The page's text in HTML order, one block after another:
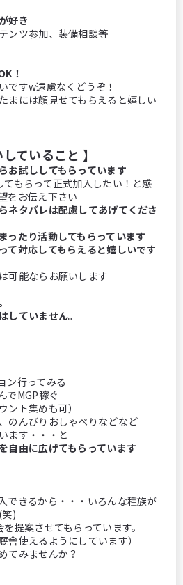
好き
ンツ参加、装備相談等
！
すw遠慮なくどうぞ！
まには顔見せてもらえると嬉しい
ていること 】
お試ししてもらっています
もらって正式加入したい！と感
をお伝え下さい
ネタバレは配慮してあげてくださ
ったり活動してもらっています
て対応してもらえると嬉しいです
可能ならお願いします
ていません。
ン行ってみる
でMGP稼ぐ
ント集めも可）
のんびりおしゃべりなどなど
ます・・・と
自由に広げてもらっています
できるから・・・いろんな種族が
)
提案させてもらっています。
舎使えるようにしています）
てみませんか？